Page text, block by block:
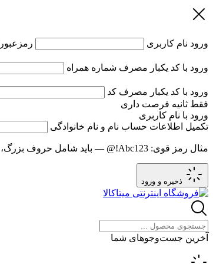
ورود نام کاربری رمزعبور
ورود با کد یکبار مصرف شماره همراه
ورود با کد یکبار مصرف کد
فقط ثانیه فرصت داری
ورود با نام کاربری
تکمیل اطلاعات حساب نام و نام خانوادگی
مثال رمز قوی: Abc123!@ — باید شامل حروف بزرگ، حروف
ذخیره و ورود
آخرین جست‌وجوهای شما